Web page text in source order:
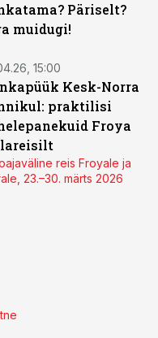
Päriselt?
muidugi!
15:00
Kesk-Norra
praktilisi
Froya
reis Froyale ja
23.–30. märts 2026